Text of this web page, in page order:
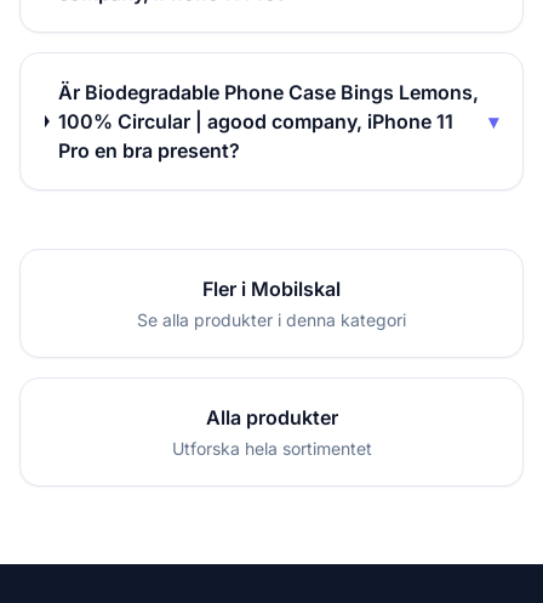
Är Biodegradable Phone Case Bings Lemons,
100% Circular | agood company, iPhone 11
Pro en bra present?
▾
Fler i Mobilskal
Se alla produkter i denna kategori
Alla produkter
Utforska hela sortimentet